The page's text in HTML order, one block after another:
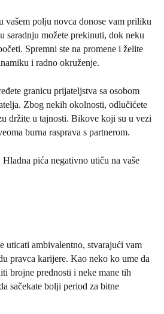
vašem polju novca donose vam priliku
saradnju možete prekinuti, dok neku
Spremni ste na promene i želite
i radno okruženje.
granicu prijateljstva sa osobom
Zbog nekih okolnosti, odlučićete
držite u tajnosti. Bikove koji su u vezi
burna rasprava s partnerom.
pića negativno utiču na vaše
uticati ambivalentno, stvarajući vam
pravca karijere. Kao neko ko ume da
brojne prednosti i neke mane tih
sačekate bolji period za bitne